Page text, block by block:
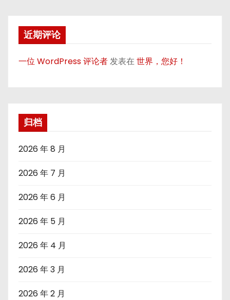
近期评论
一位 WordPress 评论者发表在世界，您好！
归档
2026 年 8 月
2026 年 7 月
2026 年 6 月
2026 年 5 月
2026 年 4 月
2026 年 3 月
2026 年 2 月